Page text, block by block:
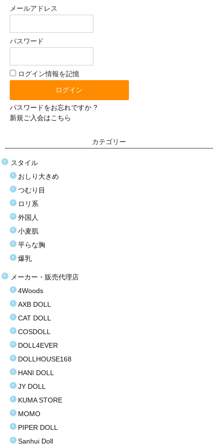
体重選択
10-20kg
21-30kg
41-50kg
材質選択
TPE（エラストラマー）
塩化ビニール（プラスティック）
価格選択
3万〜8万円
9万〜11万円
13万〜15万円
17万〜19万円
メールアドレス
パスワード
ログイン情報を記憶
パスワードをお忘れですか ?
新規ご入会はこちら
カテゴリー
スタイル
おしり大きめ
つむり目
ロリ系
外国人
小麦肌
平らな胸
爆乳
メーカー・販売代理店
4Woods
AXB DOLL
CAT DOLL
COSDOLL
DOLL4EVER
DOLLHOUSE168
HANI DOLL
JY DOLL
KUMA STORE
MOMO
PIPER DOLL
Sanhui Doll